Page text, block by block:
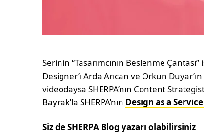
Serinin “Tasarımcının Beslenme
Designer’ı Arda Arıcan ve Orkun
videodaysa SHERPA’nın Content
Bayrak’la SHERPA’nın Design as a
Siz de SHERPA Blog yazarı olabilirsiniz